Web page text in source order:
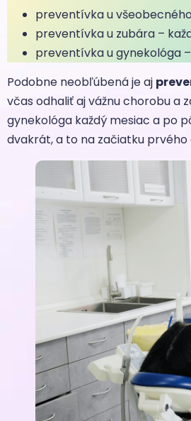
preventívka u
preventívka u zubára –
preventívka u gynekológa
Podobne neobľúbená je aj
včas odhaliť aj vážnu chorobu a
gynekológa každý mesiac a po
dvakrát, a to na začiatku